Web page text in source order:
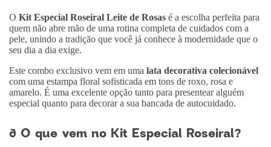
O Kit Especial Roseiral Leite de Rosas é a escolha perfeita para
quem não abre mão de uma rotina completa de cuidados com a
pele, unindo a tradição que você já conhece à modernidade que o
seu dia a dia exige.
Este combo exclusivo vem em uma lata decorativa colecionável
com uma estampa floral sofisticada em tons de roxo, rosa e
amarelo. É uma excelente opção tanto para presentear alguém
especial quanto para decorar a sua bancada de autocuidado.
ð O que vem no Kit Especial Roseiral?